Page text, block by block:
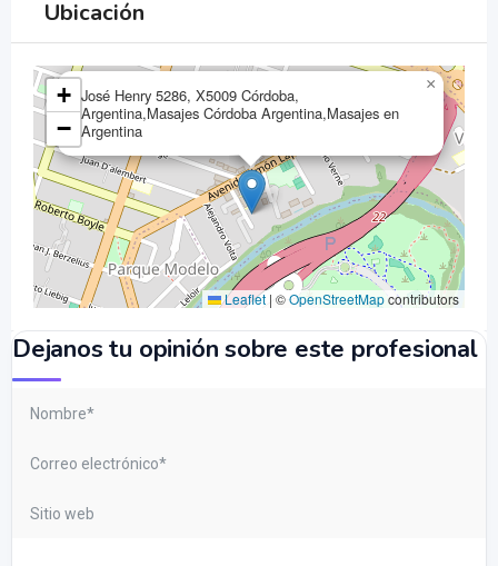
Ubicación
José Henry 5286, X5009 Córdoba,
Argentina,Masajes Córdoba Argentina,Masajes en
Argentina
×
+
−
Leaflet | ©OpenStreetMapcontributors
Dejanos tu opinión sobre este profesional